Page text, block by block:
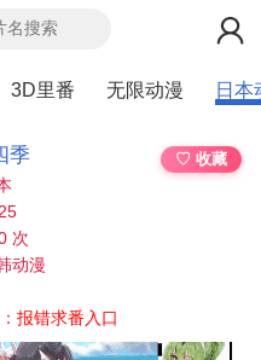
3D里番 无限动漫 日本
季
♡ 收藏
次
动漫
报错求番入口